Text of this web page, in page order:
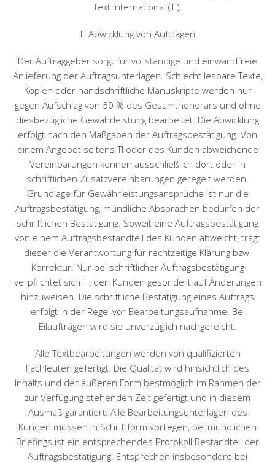
Text International (TI).
III.Abwicklung von Aufträgen
Der Auftraggeber sorgt für vollständige und einwandfreie
Anlieferung der Auftragsunterlagen. Schlecht lesbare Texte,
Kopien oder handschriftliche Manuskripte werden nur
gegen Aufschlag von 50 % des Gesamthonorars und ohne
diesbezügliche Gewährleistung bearbeitet. Die Abwicklung
erfolgt nach den Maßgaben der Auftragsbestätigung. Von
einem Angebot seitens TI oder des Kunden abweichende
Vereinbarungen können ausschließlich dort oder in
schriftlichen Zusatzvereinbarungen geregelt werden.
Grundlage für Gewährleistungsansprüche ist nur die
Auftragsbestätigung, mündliche Absprachen bedürfen der
schriftlichen Bestätigung. Soweit eine Auftragsbestätigung
von einem Auftragsbestandteil des Kunden abweicht, trägt
dieser die Verantwortung für rechtzeitige Klärung bzw.
Korrektur. Nur bei schriftlicher Auftragsbestätigung
verpflichtet sich TI, den Kunden gesondert auf Änderungen
hinzuweisen. Die schriftliche Bestätigung eines Auftrags
erfolgt in der Regel vor Bearbeitungsaufnahme. Bei
Eilaufträgen wird sie unverzüglich nachgereicht.
Alle Textbearbeitungen werden von qualifizierten
Fachleuten gefertigt. Die Qualität wird hinsichtlich des
Inhalts und der äußeren Form bestmöglich im Rahmen der
zur Verfügung stehenden Zeit gefertigt und in diesem
Ausmaß garantiert. Alle Bearbeitungsunterlagen des
Kunden müssen in Schriftform vorliegen, bei mündlichen
Briefings ist ein entsprechendes Protokoll Bestandteil der
Auftragsbestätigung. Entsprechen insbesondere bei